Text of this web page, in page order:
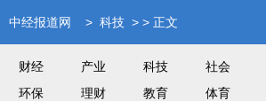
中经报道网 > 科技 > > 正文
财经 产业 科技 社会
环保
理财 教育 体育